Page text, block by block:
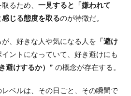
るため、 一見すると「嫌われて
じる態度を取るのが特徴だ。
、好きな人や気になる人を 「避け
イントになっていて、好き避けにも
避けするか）” の概念が存在する。
ベルは、その日ごと、その瞬間で